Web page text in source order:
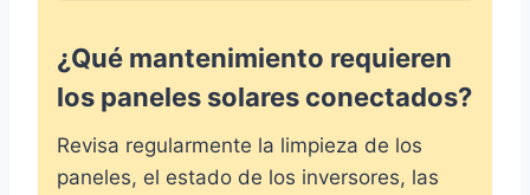
¿Qué mantenimiento requieren
los paneles solares conectados?
Revisa regularmente la limpieza de los
paneles, el estado de los inversores, las